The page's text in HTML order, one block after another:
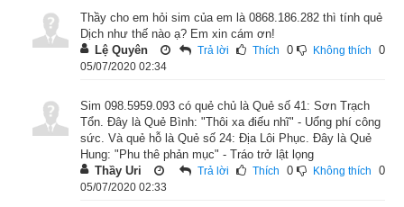
thì gọi là ích, bớt dưới bồi trên thì gọi là tổn. Giảm bớt cái thái
quá bao giờ cũng là chính đạo. Nhưng giảm quá mức hay bất
cập đều không được lòng người, không phải là cái đạo chính
bền, đều không nên làm. Vì mục đích lớn mà bỏ ham muốn
có đầm là quẻ Tổn, người quân tử theo đó mà ngăn cơn giận,
lấp lòng dục. Quẻ Tổn dạy người quân tử 1 bài học làm tổn.
Trong người có thiên lý và nhân dục. Thiên lý không thể tổn,
chỉ có nhân dục mới nên tổn. Núi thì cương, gợi nên sự cứng
cỏi, nóng giận nơi con người; hồ thì vui gợi nên dục tình nơi
Thầy cho em hỏi sim của em là 0868.186.282 thì tính quẻ
Dịch như thế nào ạ? Em xin cám ơn!
Lệ Quyên
Trả lời Thích 0 Không thích 0
05/07/2020 02:34
Sim 098.5959.093 có quẻ chủ là Quẻ số 41: Sơn Trạch
Tổn. Đây là Quẻ Bình: "Thôi xa điếu nhĩ" - Uổng phí công
sức. Và quẻ hỗ là Quẻ số 24: Địa Lôi Phục. Đây là Quẻ
Hung: "Phu thê phản mục" - Tráo trở lật lọng
Thầy Uri
Trả lời Thích 0 Không thích 0
05/07/2020 02:33